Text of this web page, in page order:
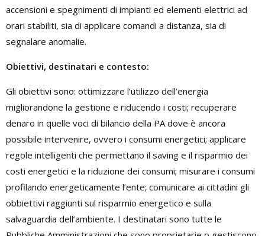
accensioni e spegnimenti di impianti ed elementi elettrici ad
orari stabiliti, sia di applicare comandi a distanza, sia di
segnalare anomalie.
Obiettivi, destinatari e contesto:
Gli obiettivi sono: ottimizzare l’utilizzo dell’energia
migliorandone la gestione e riducendo i costi; recuperare
denaro in quelle voci di bilancio della PA dove è ancora
possibile intervenire, ovvero i consumi energetici; applicare
regole intelligenti che permettano il saving e il risparmio dei
costi energetici e la riduzione dei consumi; misurare i consumi
profilando energeticamente l’ente; comunicare ai cittadini gli
obbiettivi raggiunti sul risparmio energetico e sulla
salvaguardia dell’ambiente. I destinatari sono tutte le